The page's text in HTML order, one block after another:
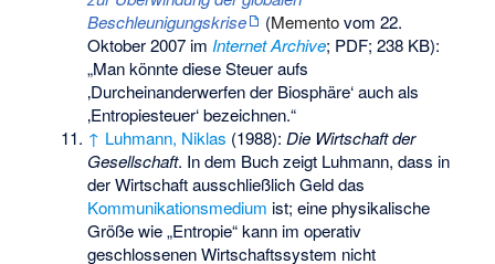
Beschleunigungskrise
(Mementovom 22.
Oktober 2007 im Internet Archive; PDF; 238 KB):
„Man könnte diese Steuer aufs
‚Durcheinanderwerfen der Biosphäre‘ auch als
‚Entropiesteuer‘ bezeichnen.“
↑ Luhmann, Niklas (1988):Die Wirtschaft der
Gesellschaft. In dem Buch zeigt Luhmann, dass in
der Wirtschaft ausschließlich Geld das
Kommunikationsmedium ist; eine physikalische
Größe wie „Entropie“ kann im operativ
geschlossenen Wirtschaftssystem nicht